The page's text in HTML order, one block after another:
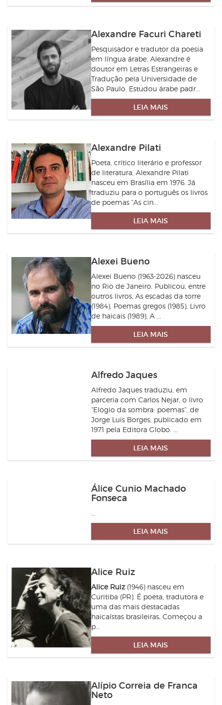
Alexandre Facuri Chareti
Pesquisador e tradutor da poesia
em língua árabe, Alexandre é
doutor em Letras Estrangeiras e
Tradução pela Universidade de
São Paulo. Estudou árabe padr...
LEIA MAIS
Alexandre Pilati
Poeta, crítico literário e professor
de literatura, Alexandre Pilati
nasceu em Brasília em 1976. Já
traduziu para o português os livros
de poemas “As cin...
LEIA MAIS
Alexei Bueno
Alexei Bueno (1963-2026) nasceu
no Rio de Janeiro. Publicou, entre
outros livros, As escadas da torre
(1984), Poemas gregos (1985), Livro
de haicais (1989), A ...
LEIA MAIS
Alfredo Jaques
Alfredo Jaques traduziu, em
parceria com Carlos Nejar, o livro
“Elogio da sombra: poemas”, de
Jorge Luis Borges, publicado em
1971 pela Editora Globo. ...
LEIA MAIS
Álice Cunio Machado
Fonseca
...
LEIA MAIS
Alice Ruiz
Alice Ruiz (1946) nasceu em
Curitiba (PR). É poeta, tradutora e
uma das mais destacadas
haicaístas brasileiras.Começou a
p...
LEIA MAIS
Alípio Correia de Franca
Neto